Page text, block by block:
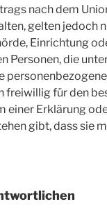
nach dem
gelten jedoch
Einrichtung
Personen, die
für den
Erklärung
gibt, dass sie